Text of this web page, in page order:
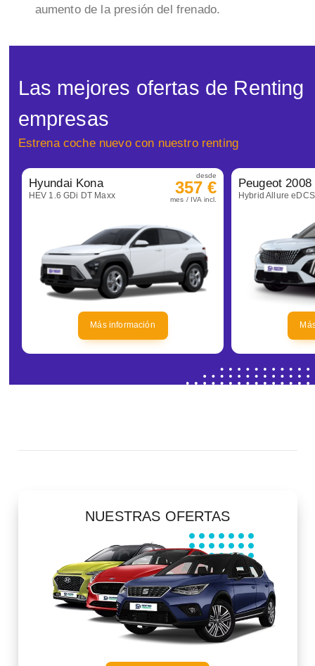
aumento de la presión del frenado.
Las mejores ofertas de Renting
empresas
Estrena coche nuevo con nuestro renting
Hyundai Kona
HEV 1.6 GDi DT Maxx
desde
357 €
mes / IVA incl.
Más información
Peugeot 2008
Hybrid Allure
NUESTRAS OFERTAS